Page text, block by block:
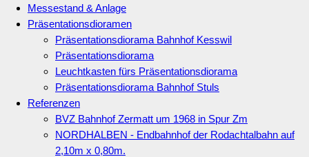
Messestand & Anlage
Präsentationsdioramen
Präsentationsdiorama Bahnhof Kesswil
Präsentationsdiorama
Leuchtkasten fürs Präsentationsdiorama
Präsentationsdiorama Bahnhof Stuls
Referenzen
BVZ Bahnhof Zermatt um 1968 in Spur Zm
NORDHALBEN - Endbahnhof der Rodachtalbahn auf
2,10m x 0,80m.